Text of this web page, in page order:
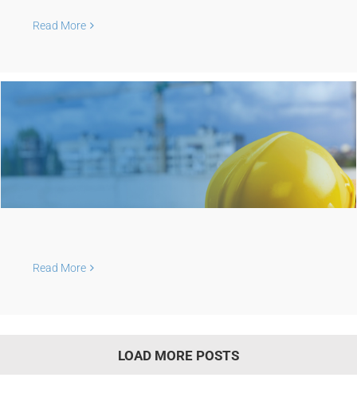
Read More
Read More
LOAD MORE POSTS